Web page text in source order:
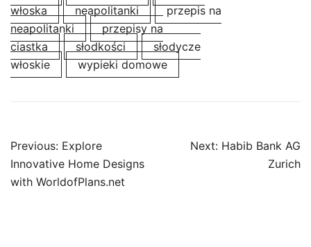
włoska
neapolitanki
przepis na
neapolitanki
przepisy na
ciastka
słodkości
słodycze
włoskie
wypieki domowe
Post
navigation
Previous: Explore
Innovative Home Designs
with WorldofPlans.net
Next: Habib Bank AG
Zurich